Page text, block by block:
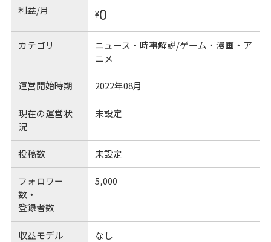
利益/月 ¥0
カテゴリ
ニュース・時事解説/ゲーム・漫画・ア
ニメ
運営開始時期 2022年08月
現在の運営状
況
未設定
投稿数 未設定
フォロワー
数・
登録者数
5,000
収益モデル なし